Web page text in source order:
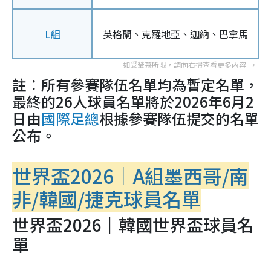
L組 英格蘭、克羅地亞、迦納、巴拿馬
註︰所有參賽隊伍名單均為暫定名單，
最終的26人球員名單將於2026年6月2
日由國際足總根據參賽隊伍提交的名單
公布。
世界盃2026｜A組墨西哥/南
非/韓國/捷克球員名單
世界盃2026｜韓國世界盃球員名
單